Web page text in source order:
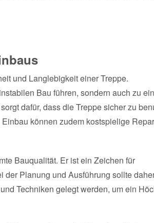
und Langlebigkeit einer Treppe.
Bau führen, sondern auch zu
dafür, dass die Treppe sicher zu
können zudem kostspielige
Bauqualität. Er ist ein Zeichen für
der Planung und Ausführung sollte
Techniken gelegt werden, um ein